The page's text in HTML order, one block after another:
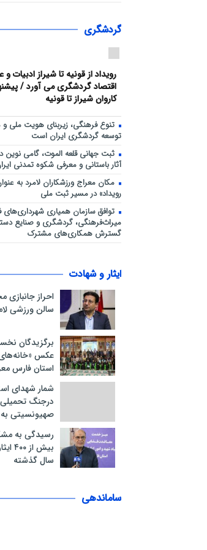
گردشگری
رویداد از قونیه تا شیراز ادبیات
اقتصاد گردشگری می آورد /
کاروان شیراز تا قونیه
تنوع فرهنگی، زیربنای هویت ملی
توسعه گردشگری ایران است
ثبت جهانی قلعه الموت، گامی
آثار باستانی و معرفی شکوه تمدنی
مکان معراج ورزشکاران لامرد به
رویداد» در مسیر ثبت ملی
توافق سازمان همیاری شهرداری‌های
میراث‌فرهنگی، گردشگری و صنایع
گسترش همکاری‌های مشترک
ایثار و شهادت
احراز
سالن ورزشی
برگزیدگان
عکس «خانه‌های
استان فارس
شمار شهدای
درجنگ
صهیونسیتی به ۲۱ نفر
رسیدگی به
سال گذشته
ساماندهی